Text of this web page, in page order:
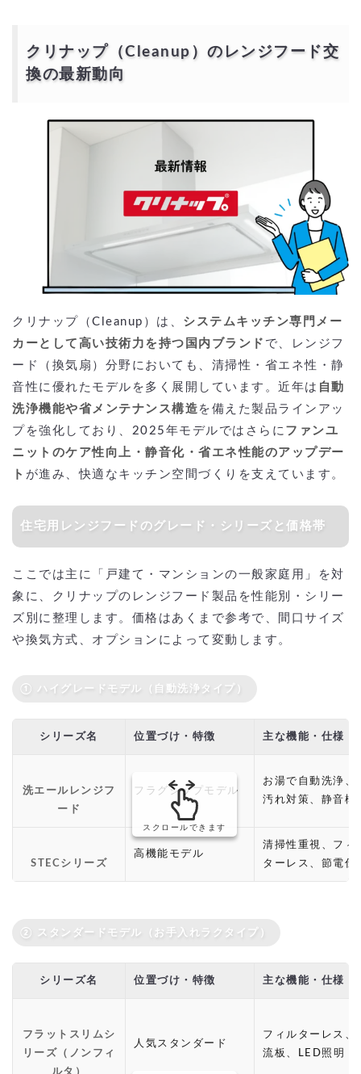
コンロなしでレンジフードだけ交換できる？（だけ交換・どれを選
ぶ？）
色や素材の選び方（黒・白・シルバー／ステンレス・メタルブラック）
補助金・助成は使える？（省エネ・換気改善・同時給排）
ZRS/ZRUなど品番の見方・型番の調べ方（品番ステッカー）
換気量・排熱・同時吸排気の考え方（寒冷地・逆流対策）
ステディア／ラクエラにおすすめのレンジフードは？（比較・ランク）
購入前チェックリスト（型番・サイズ・取説・施工説明書・カバー）
クリナップのレンジフードの口コミと人気ランキング
クリナップ・レンジフードの口コミ人気ランキング
クリナップのレンジフードの設置はどこに頼むべき
クリナップ認定施工店に依頼する場合
補助金や助成制度を活用するとお得に
補助金を活用した場合の費用シミュレーション
には？
クリナップ（Cleanup）のレンジフード交
換の最新動向
クリナップ（Cleanup）は、 システムキッチン専門メー
カーとして高い技術力を持つ国内ブランド で、レンジフ
ード（換気扇）分野においても、清掃性・省エネ性・静
音性に優れたモデルを多く展開しています。近年は 自動
洗浄機能や省メンテナンス構造 を備えた製品ラインアッ
プを強化しており、2025年モデルではさらに ファンユ
ニットのケア性向上・静音化・省エネ性能のアップデー
ト が進み、快適なキッチン空間づくりを支えています。
住宅用レンジフードのグレード・シリーズと価格帯
ここでは主に「戸建て・マンションの一般家庭用」を対
象に、クリナップのレンジフード製品を性能別・シリー
ズ別に整理します。価格はあくまで参考で、間口サイズ
や換気方式、オプションによって変動します。
① ハイグレードモデル（自動洗浄タイプ）
シリーズ名 位置づけ・特徴 主な機能・仕様
洗エールレンジフ
ード
フラグシップモデル
お湯で自動洗浄、
汚れ対策、静音構
STECシリーズ
高機能モデル
清掃性重視、フィ
ターレス、節電仕
スクロールできます
② スタンダードモデル（お手入れラクタイプ）
シリーズ名 位置づけ・特徴 主な機能・仕様
フラットスリムシ
リーズ（ノンフィ
人気スタンダード
フィルターレス、
流板、LED照明